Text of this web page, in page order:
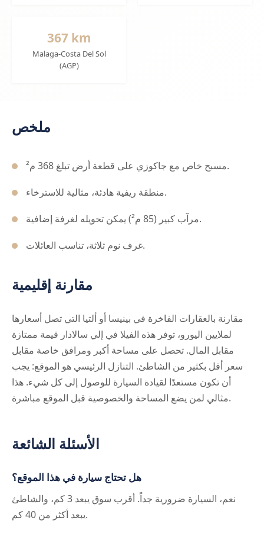
367 km
Malaga-Costa Del Sol
(AGP)
ملخص
مسبح خاص مع جاكوزي على قطعة أرض تبلغ 368 م².
منطقة ريفية هادئة، مثالية للاسترخاء.
مرآب كبير (85 م²) يمكن تحويله لغرفة إضافية.
غرف نوم ثلاثة، تناسب العائلات.
مقارنة إقليمية
مقارنة بالعقارات الفاخرة في بينيسا أو ألتيا التي تصل أسعارها
لملايين اليورو، توفر هذه الفيلا في إلي سالادار قيمة ممتازة
مقابل المال. تحصل على مساحة أكبر ومرافق خاصة مقابل
سعر أقل بكثير من الشاطئ. التنازل الرئيسي هو الموقع: يجب
أن تكون مستعدًا لقيادة السيارة للوصول إلى كل شيء. هذا
مثالي لمن يضع المساحة والخصوصية قبل الموقع مباشرة.
الأسئلة الشائعة
هل تحتاج سيارة في هذا الموقع؟
نعم، السيارة ضرورية جداً. أقرب سوق يبعد 3 كم، والشاطئ
يبعد أكثر من 40 كم.